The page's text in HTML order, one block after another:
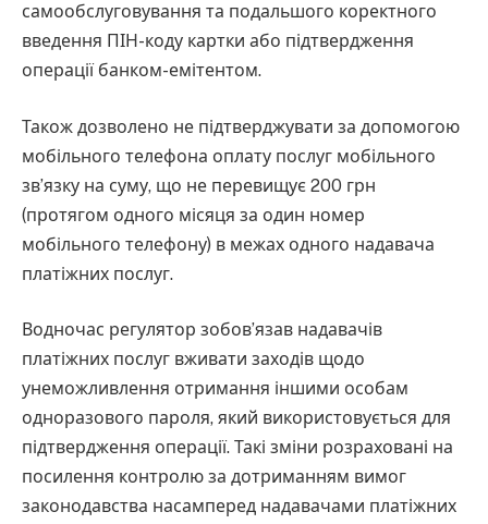
самообслуговування та подальшого коректного
введення ПІН-коду картки або підтвердження
операції банком-емітентом.
Також дозволено не підтверджувати за допомогою
мобільного телефона оплату послуг мобільного
зв’язку на суму, що не перевищує 200 грн
(протягом одного місяця за один номер
мобільного телефону) в межах одного надавача
платіжних послуг.
Водночас регулятор зобов’язав надавачів
платіжних послуг вживати заходів щодо
унеможливлення отримання іншими особам
одноразового пароля, який використовується для
підтвердження операції. Такі зміни розраховані на
посилення контролю за дотриманням вимог
законодавства насамперед надавачами платіжних